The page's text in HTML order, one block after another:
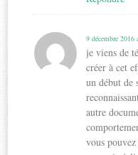
9 décembre
je viens de
créer à cet
un début de
autre
vous